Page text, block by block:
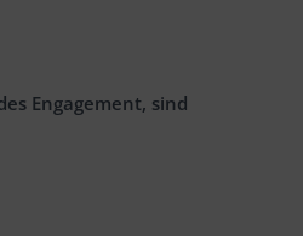
Engagement, sind